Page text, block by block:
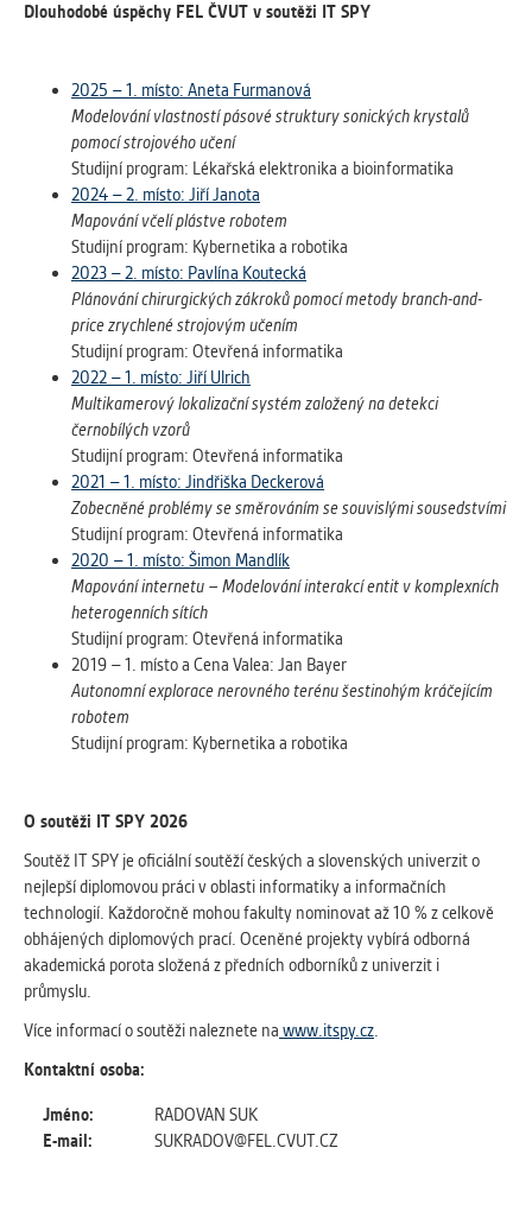
Dlouhodobé úspěchy FEL ČVUT v soutěži IT SPY
2025 – 1. místo: Aneta Furmanová
Modelování vlastností pásové struktury sonických krystalů
pomocí strojového učení
Studijní program: Lékařská elektronika a bioinformatika
2024 – 2. místo: Jiří Janota
Mapování včelí plástve robotem
Studijní program: Kybernetika a robotika
2023 – 2. místo: Pavlína Koutecká
Plánování chirurgických zákroků pomocí metody branch-and-
price zrychlené strojovým učením
Studijní program: Otevřená informatika
2022 – 1. místo: Jiří Ulrich
Multikamerový lokalizační systém založený na detekci
černobílých vzorů
Studijní program: Otevřená informatika
2021 – 1. místo: Jindřiška Deckerová
Zobecněné problémy se směrováním se souvislými sousedstvími
Studijní program: Otevřená informatika
2020 – 1. místo: Šimon Mandlík
Mapování internetu – Modelování interakcí entit v komplexních
heterogenních sítích
Studijní program: Otevřená informatika
2019 – 1. místo a Cena Valea: Jan Bayer
Autonomní explorace nerovného terénu šestinohým kráčejícím
robotem
Studijní program: Kybernetika a robotika
O soutěži IT SPY 2026
Soutěž IT SPY je oficiální soutěží českých a slovenských univerzit o
nejlepší diplomovou práci v oblasti informatiky a informačních
technologií. Každoročně mohou fakulty nominovat až 10 % z celkově
obhájených diplomových prací. Oceněné projekty vybírá odborná
akademická porota složená z předních odborníků z univerzit i
průmyslu.
Více informací o soutěži naleznete na www.itspy.cz.
Kontaktní osoba:
Jméno:
RADOVAN SUK
E-mail:
SUKRADOV@FEL.CVUT.CZ